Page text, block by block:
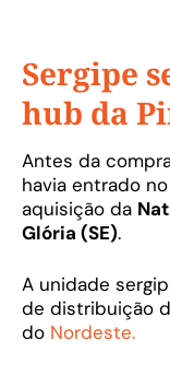
Sergipe
hub da
Antes da
havia entrado
aquisição da
Glória (SE).
A unidade
de distribuição
do Nordeste.